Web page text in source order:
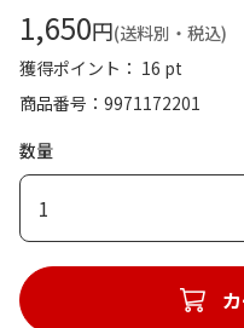
1,650円(送料別・税込)
獲得ポイント： 16 pt
商品番号
9971172201
数量
1